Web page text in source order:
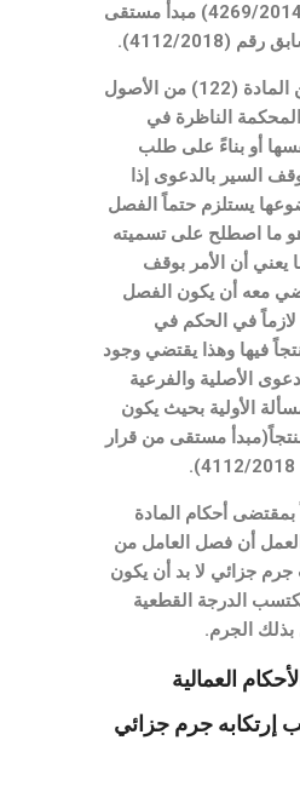
(انظر تمييز حقوق 4269/2014) مبدأ مستقى
(4112/2018).
2- إن المستفاد من المادة (122) من الأصول
المحكمة الناظرة في
أو بناءً على طلب
السير بالدعوى إذا
يستلزم حتماً الفصل
ما اصطلح على تسميته
يعني أن الأمر بوقف
معه أن يكون الفصل
لازماً في الحكم في
فيها وهذا يقتضي وجود
الأصلية والفرعية
الأولية بحيث يكون
مستقى من قرار
بمقتضى أحكام المادة
العمل أن فصل العامل من
جزائي لا بد أن يكون
الدرجة القطعية
بذلك الجرم.
العمالية
جرم جزائي